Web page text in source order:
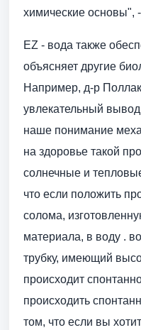
химические основы",
EZ - вода также
объясняет другие
Например, д-р
увлекательный
наше понимание
на здоровье такой
солнечные и
что если положить
солома,
материала, в воду .
трубку, имеющий
происходит
происходить
том, что если вы